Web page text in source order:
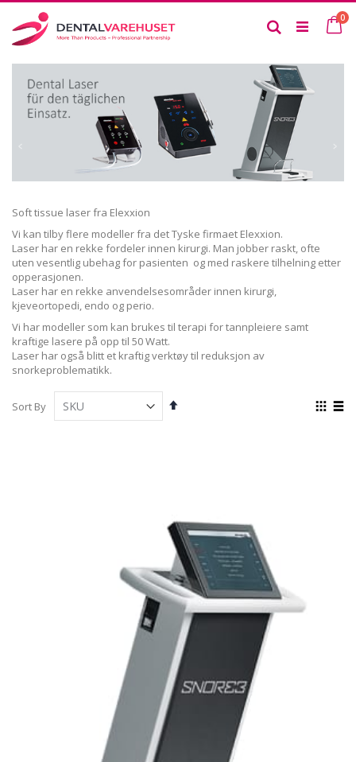
to
Content
0
Search
Soft tissue laser fra Elexxion
Vi kan tilby flere modeller fra det Tyske firmaet Elexxion.
Laser har en rekke fordeler innen kirurgi. Man jobber raskt, ofte
uten vesentlig ubehag for pasienten og med raskere tilhelning etter
opperasjonen.
Laser har en rekke anvendelsesområder innen kirurgi,
kjeveortopedi, endo og perio.
Vi har modeller som kan brukes til terapi for tannpleiere samt
kraftige lasere på opp til 50 Watt.
Laser har også blitt et kraftig verktøy til reduksjon av
snorkeproblematikk.
Sort By
Set
View